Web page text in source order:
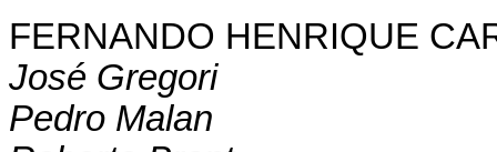
FERNANDO HENRIQUE
José Gregori
Pedro Malan